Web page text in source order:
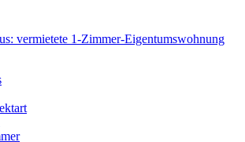
vermietete 1-Zimmer-Eigentumswohnung